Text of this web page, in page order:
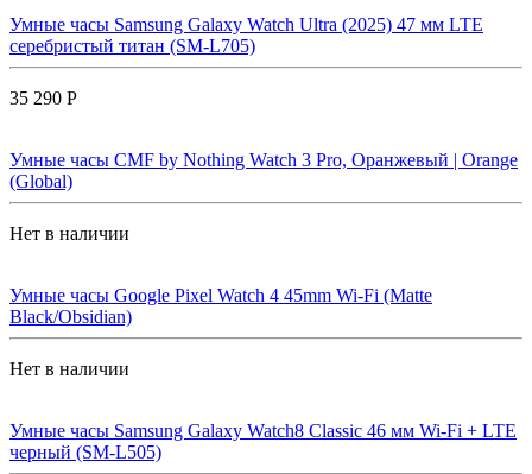
Умные часы Samsung Galaxy Watch Ultra (2025) 47 мм LTE
серебристый титан (SM-L705)
35 290 Р
Умные часы CMF by Nothing Watch 3 Pro, Оранжевый | Orange
(Global)
Нет в наличии
Умные часы Google Pixel Watch 4 45mm Wi-Fi (Matte
Black/Obsidian)
Нет в наличии
Умные часы Samsung Galaxy Watch8 Classic 46 мм Wi-Fi + LTE
черный (SM-L505)